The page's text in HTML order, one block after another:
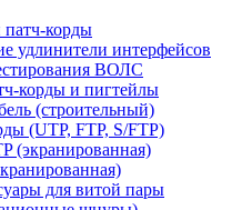
корды
удлинители интерфейсов
ВОЛС
корды и пигтейлы
(строительный)
(UTP, FTP, S/FTP)
(экранированная)
для витой пары